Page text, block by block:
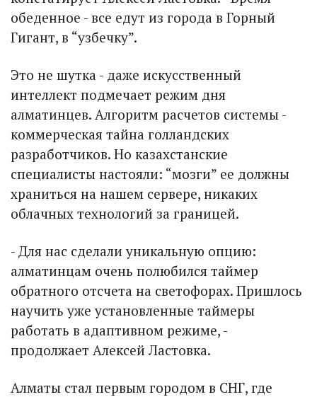
обеденное - все едут из города в Горный
Гигант, в “узбечку”.
Это не шутка - даже искусственный
интеллект подмечает режим дня
алматинцев. Алгоритм расчетов системы -
коммерческая тайна голландских
разработчиков. Но казахстанские
специалисты настояли: “мозги” ее должны
храниться на нашем сервере, никаких
облачных технологий за границей.
- Для нас сделали уникальную опцию:
алматинцам очень полюбился таймер
обратного отсчета на светофорах. Пришлось
научить уже установленные таймеры
работать в адаптивном режиме, -
продолжает Алексей Ластовка.
Алматы стал первым городом в СНГ, где